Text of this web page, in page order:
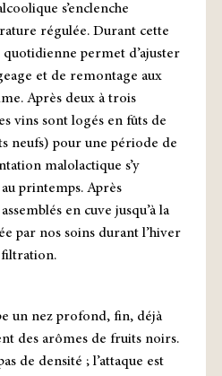
s’enclenche
régulée. Durant cette
permet d’ajuster
et de remontage aux
Après deux à trois
vins sont logés en fûts de
neufs) pour une période de
malolactique s’y
printemps. Après
en cuve jusqu’à la
par nos soins durant l’hiver
filtration.
un nez profond, fin, déjà
des arômes de fruits noirs.
de densité ; l’attaque est